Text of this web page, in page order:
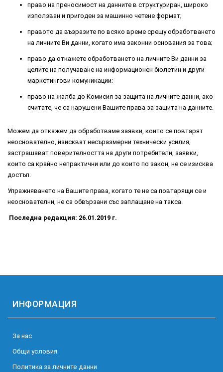
право на преносимост на данните в структуриран, широко
използван и пригоден за машинно четене формат;
правото да възразите по всяко време срещу обработването
на личните Ви данни, когато има законни основания за това;
право да откажете обработването на личните Ви данни за
целите на получаване на информационен бюлетин и други
маркетингови комуникации;
право на жалба до Комисия за защита на личните данни, ако
считате, че са нарушени Вашите права за защита на данните.
Можем да откажем да обработваме заявки, които се повтарят
неоснователно, изискват несъразмерни технически усилия,
застрашават поверителността на други потребители, заявки,
които са крайно непрактични или до които по закон, не се изисква
достъп.
Упражняването на Вашите права, когато те не са повтарящи се и
неоснователни, не са обвързани със заплащане на такса.
Последна редакция: 26.01.2019 г.
ИНФОРМАЦИЯ
За нас
Общи условия
Политика за личните данни